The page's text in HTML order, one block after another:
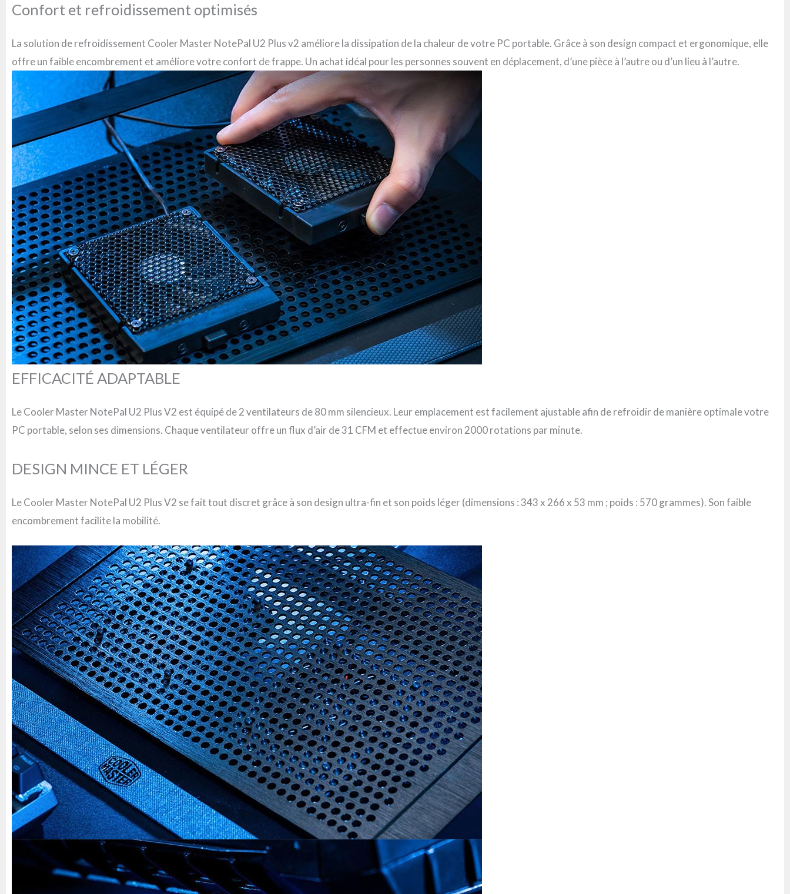
Confort et refroidissement optimisés
La solution de refroidissement Cooler Master NotePal U2 Plus v2 améliore la dissipation de la chaleur de votre PC portable. Grâce à son design compact et ergonomique, elle
offre un faible encombrement et améliore votre confort de frappe. Un achat idéal pour les personnes souvent en déplacement, d’une pièce à l’autre ou d’un lieu à l’autre.
EFFICACITÉ ADAPTABLE
Le Cooler Master NotePal U2 Plus V2 est équipé de 2 ventilateurs de 80 mm silencieux. Leur emplacement est facilement ajustable afin de refroidir de manière optimale votre
PC portable, selon ses dimensions. Chaque ventilateur offre un flux d’air de 31 CFM et effectue environ 2000 rotations par minute.
DESIGN MINCE ET LÉGER
Le Cooler Master NotePal U2 Plus V2 se fait tout discret grâce à son design ultra-fin et son poids léger (dimensions : 343 x 266 x 53 mm ; poids : 570 grammes). Son faible
encombrement facilite la mobilité.